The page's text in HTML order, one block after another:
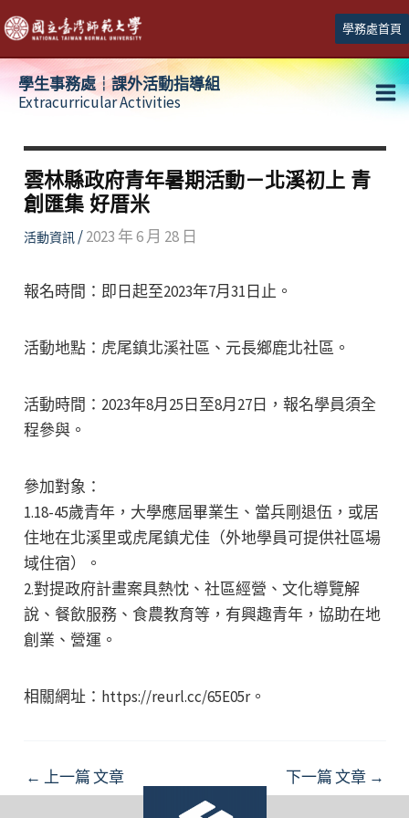
跳
至
主
學務處首頁
學生事務處┆課外活動指導組
Extracurricular Activities
雲林縣政府青年暑期活動－北溪初上 青
創匯集 好厝米
活動資訊/2023 年 6 月 28 日
報名時間：即日起至2023年7月31日止。
活動地點：虎尾鎮北溪社區、元長鄉鹿北社區。
活動時間：2023年8月25日至8月27日，報名學員須全
程參與。
參加對象：
1.18-45歲青年，大學應屆畢業生、當兵剛退伍，或居
住地在北溪里或虎尾鎮尤佳（外地學員可提供社區場
域住宿）。
2.對提政府計畫案具熱忱、社區經營、文化導覽解
說、餐飲服務、食農教育等，有興趣青年，協助在地
創業、營運。
相關網址：https://reurl.cc/65E05r。
Post
navigation
← 上一篇 文章 下一篇 文章 →